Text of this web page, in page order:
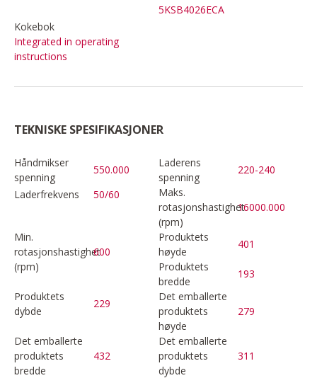
5KSB4026ECA
Kokebok
Integrated in operating
instructions
TEKNISKE SPESIFIKASJONER
Håndmikser
spenning
550.000
Laderens
spenning
220-240
Laderfrekvens
50/60
Maks.
rotasjonshastighet
(rpm)
16000.000
Min.
rotasjonshastighet
(rpm)
600
Produktets
høyde
401
Produktets
bredde
193
Produktets
dybde
229
Det emballerte
produktets
høyde
279
Det emballerte
produktets
bredde
432
Det emballerte
produktets
dybde
311